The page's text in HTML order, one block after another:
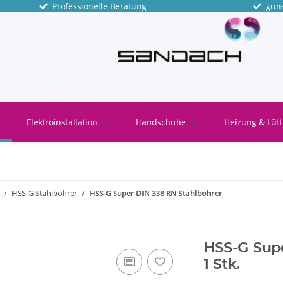
Professionelle Beratung
Elektroinstallation Handschuhe Heizung &
HSS-G Stahlbohrer HSS-G Super DIN 338 RN Stahlbohrer
HSS-G
1 Stk.